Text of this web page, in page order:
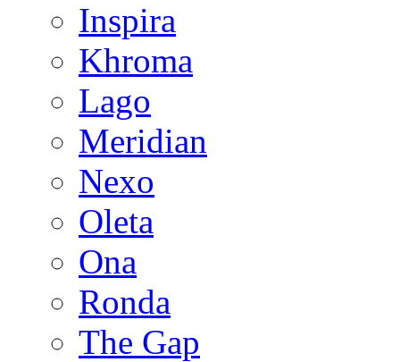
Inspira
Khroma
Lago
Meridian
Nexo
Oleta
Ona
Ronda
The Gap